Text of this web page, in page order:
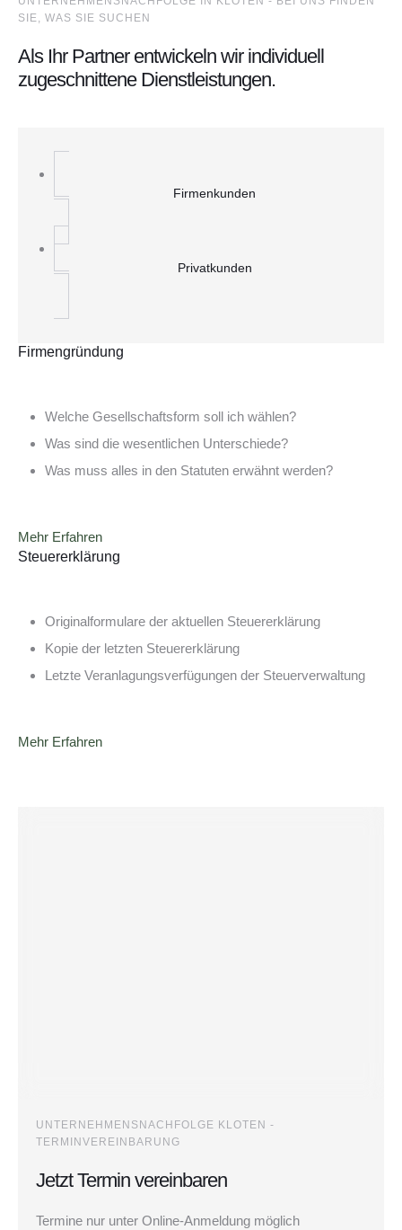
SIE, WAS SIE SUCHEN
Als Ihr Partner entwickeln wir individuell
zugeschnittene Dienstleistungen.
Firmenkunden
Privatkunden
Firmengründung
Welche Gesellschaftsform soll ich wählen?
Was sind die wesentlichen Unterschiede?
Was muss alles in den Statuten erwähnt werden?
Mehr Erfahren
Steuererklärung
Originalformulare der aktuellen Steuererklärung
Kopie der letzten Steuererklärung
Letzte Veranlagungsverfügungen der Steuerverwaltung
Mehr Erfahren
UNTERNEHMENSNACHFOLGE KLOTEN -
TERMINVEREINBARUNG
Jetzt Termin vereinbaren
Termine nur unter Online-Anmeldung möglich